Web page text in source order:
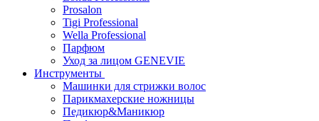
Prosalon
Tigi Professional
Wella Professional
Парфюм
Уход за лицом GENEVIE
Инструменты
Машинки для стрижки волос
Парикмахерские ножницы
Педикюр&Маникюр